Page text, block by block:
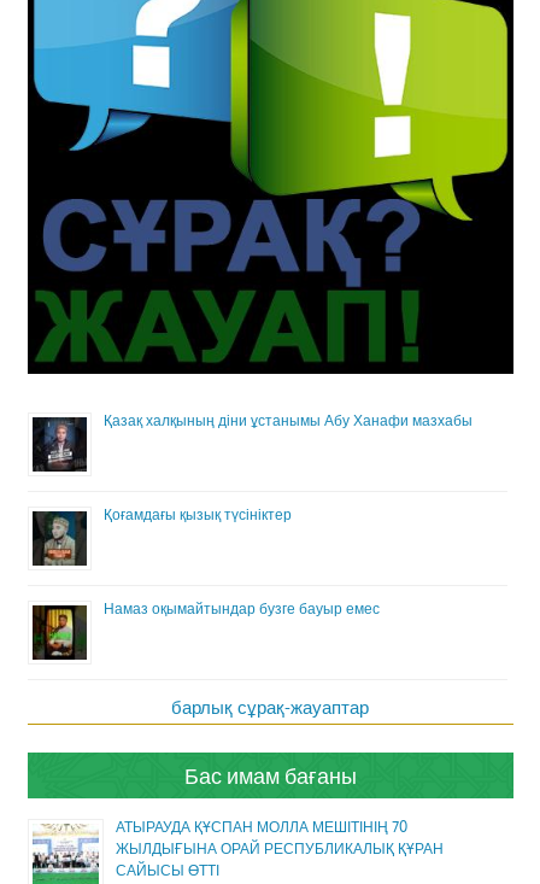
Қазақ халқының діни ұстанымы Абу Ханафи мазхабы
Қоғамдағы қызық түсініктер
Намаз оқымайтындар бузге бауыр емес
барлық сұрақ-жауаптар
Бас имам бағаны
АТЫРАУДА ҚҰСПАН МОЛЛА МЕШІТІНІҢ 70
ЖЫЛДЫҒЫНА ОРАЙ РЕСПУБЛИКАЛЫҚ ҚҰРАН
САЙЫСЫ ӨТТІ